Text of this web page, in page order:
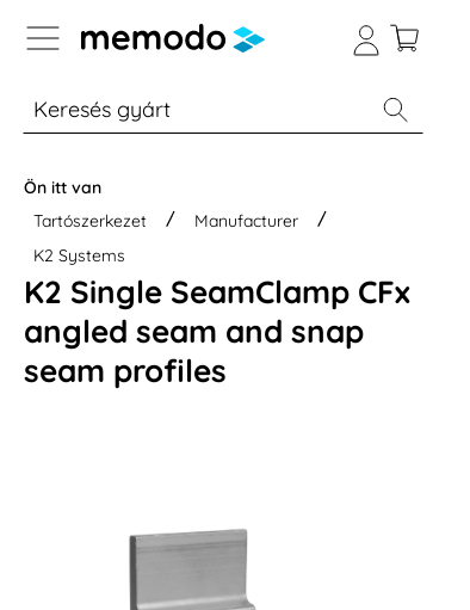
to B2B platform navigation
% Akció Otthoni energiatárolók
Ön itt van
Tartószerkezet
Manufacturer
K2 Systems
K2 Single SeamClamp CFx
angled seam and snap
seam profiles